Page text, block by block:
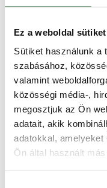
Ez a weboldal
Sütiket használunk a
szabásához,
valamint
közösségi média-,
megosztjuk az Ön
adatait, akik
adatokkal,
Ön által használt
jegyről?
kell adni
Elolvasom
A